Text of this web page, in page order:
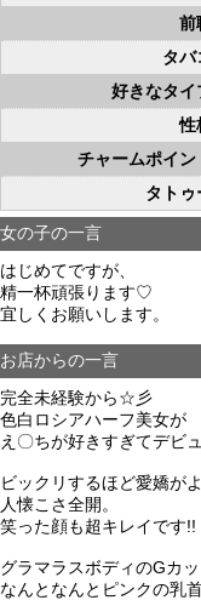
前
タバ
好きなタイ
性
チャームポイン
タトゥ
女の子の一言
はじめてですが、
精一杯頑張ります♡
宜しくお願いします。
お店からの一言
完全未経験から☆彡
色白ロシアハーフ美女が
え〇ちが好きすぎてデビ
ビックリするほど愛嬌が
人懐こさ全開。
笑った顔も超キレイです!!
グラマラスボディのGカ
なんとなんとピンクの乳